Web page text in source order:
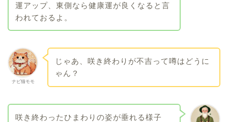
運アップ、東側なら健康運が良くなると言
われておるよ。
ナビ猫モモ
じゃあ、咲き終わりが不吉って噂はどうに
ゃん？
咲き終わったひまわりの姿が垂れる様子